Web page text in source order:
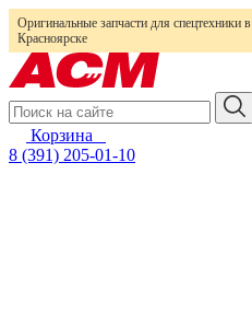
Оригинальные запчасти для спецтехники в
Красноярске
Корзина
8 (391) 205-01-10